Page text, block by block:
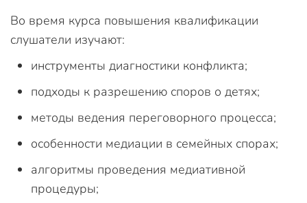
Во время курса повышения квалификации
слушатели изучают:
инструменты диагностики конфликта;
подходы к разрешению споров о детях;
методы ведения переговорного процесса;
особенности медиации в семейных спорах;
алгоритмы проведения медиативной
процедуры;